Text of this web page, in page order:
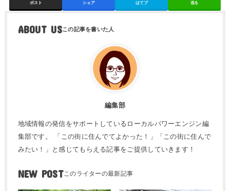
ポスト シェア はてブ 送る
ABOUT US
編集部
地域情報の発信をサポートしているローカルパワーエンジン編
集部です。 「この街に住んでてよかった！」「この街に住んで
みたい！」と感じてもらえる記事をご提供していきます！
NEW POST